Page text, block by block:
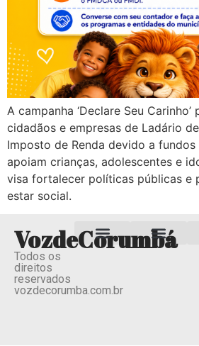
A campanha ‘Declare Seu Carinho’
cidadãos e empresas de Ladário
Imposto de Renda devido a
apoiam crianças, adolescentes e
visa fortalecer políticas públicas e
estar social.
VozdeCorumbá
Todos os
direitos
reservados
vozdecorumba.com.br